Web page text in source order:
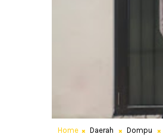
Home Daerah Dompu